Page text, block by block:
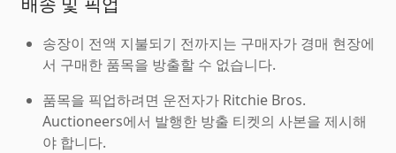
송장이 전액 지불되기 전까지는 구매자가 경매 현장에
서 구매한 품목을 방출할 수 없습니다.
품목을 픽업하려면 운전자가 Ritchie Bros.
Auctioneers에서 발행한 방출 티켓의 사본을 제시해
야 합니다.